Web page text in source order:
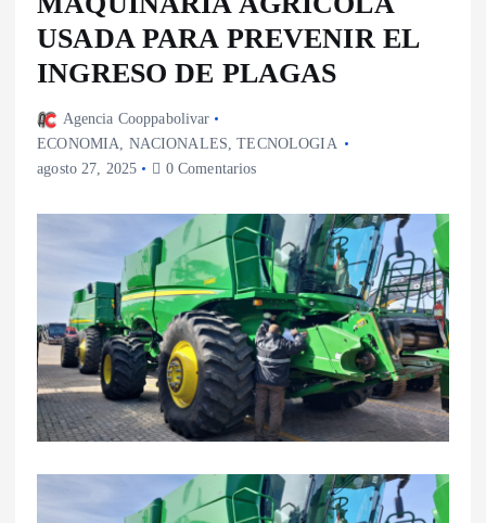
USADA PARA PREVENIR EL
INGRESO DE PLAGAS
Agencia Cooppabolivar
ECONOMIA
NACIONALES ,TECNOLOGIA
agosto 27, 2025
0 Comentarios